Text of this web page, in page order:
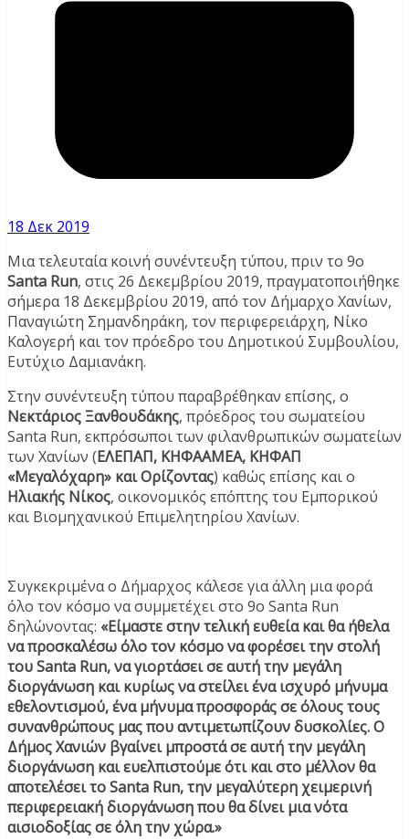
18 Δεκ 2019
Μια τελευταία κοινή συνέντευξη τύπου, πριν το 9ο
Santa Run, στις 26 Δεκεμβρίου 2019, πραγματοποιήθηκε
σήμερα 18 Δεκεμβρίου 2019, από τον Δήμαρχο Χανίων,
Παναγιώτη Σημανδηράκη, τον περιφερειάρχη, Νίκο
Καλογερή και τον πρόεδρο του Δημοτικού Συμβουλίου,
Ευτύχιο Δαμιανάκη.
Στην συνέντευξη τύπου παραβρέθηκαν επίσης, ο
Νεκτάριος Ξανθουδάκης, πρόεδρος του σωματείου
Santa Run, εκπρόσωποι των φιλανθρωπικών σωματείων
των Χανίων (ΕΛΕΠΑΠ, ΚΗΦΑΑΜΕΑ, ΚΗΦΑΠ
«Μεγαλόχαρη» και Ορίζοντας) καθώς επίσης και ο
Ηλιακής Νίκος, οικονομικός επόπτης του Εμπορικού
και Βιομηχανικού Επιμελητηρίου Χανίων.
Συγκεκριμένα ο Δήμαρχος κάλεσε για άλλη μια φορά
όλο τον κόσμο να συμμετέχει στο 9ο Santa Run
δηλώνοντας: «Είμαστε στην τελική ευθεία και θα ήθελα
να προσκαλέσω όλο τον κόσμο να φορέσει την στολή
του Santa Run, να γιορτάσει σε αυτή την μεγάλη
διοργάνωση και κυρίως να στείλει ένα ισχυρό μήνυμα
εθελοντισμού, ένα μήνυμα προσφοράς σε όλους τους
συνανθρώπους μας που αντιμετωπίζουν δυσκολίες. Ο
Δήμος Χανιών βγαίνει μπροστά σε αυτή την μεγάλη
διοργάνωση και ευελπιστούμε ότι και στο μέλλον θα
αποτελέσει το Santa Run, την μεγαλύτερη χειμερινή
περιφερειακή διοργάνωση που θα δίνει μια νότα
αισιοδοξίας σε όλη την χώρα.»